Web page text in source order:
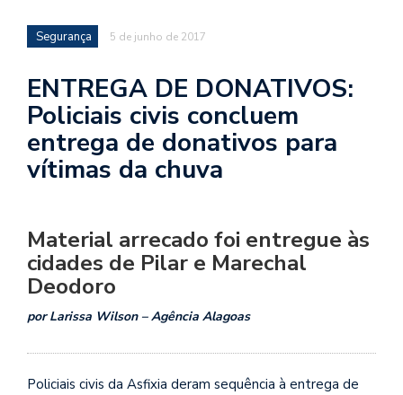
Segurança 5 de junho de 2017
ENTREGA DE DONATIVOS:
Policiais civis concluem
entrega de donativos para
vítimas da chuva
Material arrecado foi entregue às
cidades de Pilar e Marechal
Deodoro
por Larissa Wilson – Agência Alagoas
Policiais civis da Asfixia deram sequência à entrega de